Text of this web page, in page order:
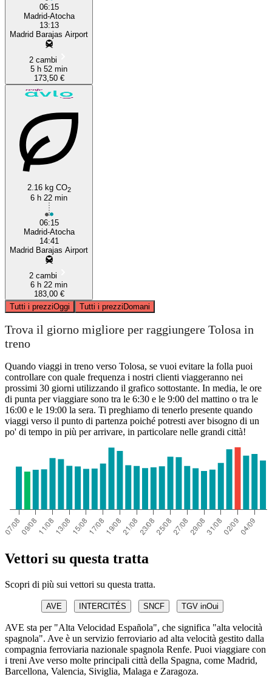
06:15
Madrid-Atocha
13:13
Madrid Barajas Airport
2 cambi
5 h 52 min
173,50 €
2.16 kg CO2
6 h 22 min
06:15
Madrid-Atocha
14:41
Madrid Barajas Airport
2 cambi
6 h 22 min
183,00 €
Tutti i prezziOggi Tutti i prezziDomani
Trova il giorno migliore per raggiungere Tolosa in
treno
Quando viaggi in treno verso Tolosa, se vuoi evitare la folla puoi
controllare con quale frequenza i nostri clienti viaggeranno nei
prossimi 30 giorni utilizzando il grafico sottostante. In media, le ore
di punta per viaggiare sono tra le 6:30 e le 9:00 del mattino o tra le
16:00 e le 19:00 la sera. Ti preghiamo di tenerlo presente quando
viaggi verso il punto di partenza poiché potresti aver bisogno di un
po' di tempo in più per arrivare, in particolare nelle grandi città!
Vettori su questa tratta
Scopri di più sui vettori su questa tratta.
AVE INTERCITÉS SNCF TGV inOui
AVE sta per "Alta Velocidad Española", che significa "alta velocità
spagnola". Ave è un servizio ferroviario ad alta velocità gestito dalla
compagnia ferroviaria nazionale spagnola Renfe. Puoi viaggiare con
i treni Ave verso molte principali città della Spagna, come Madrid,
Barcellona, Valencia, Siviglia, Malaga e Zaragoza.